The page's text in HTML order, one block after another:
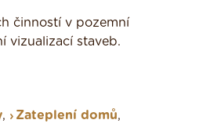
činností v pozemní
vizualizací staveb.
, Zateplení domů,